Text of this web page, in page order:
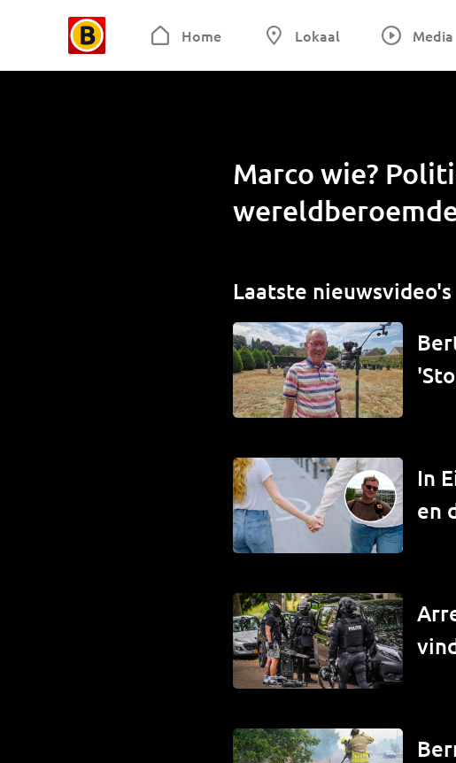
Home Lokaal Media
Marco wie?
Laatste nieuwsvideo's
In
en